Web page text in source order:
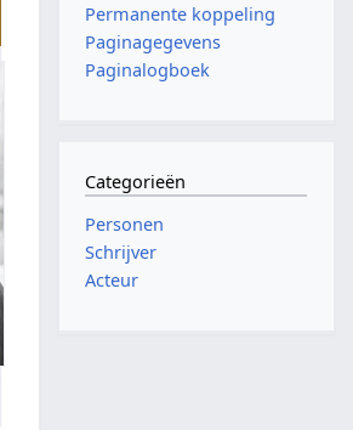
Permanente koppeling
Paginagegevens
Paginalogboek
Categorieën
Personen
Schrijver
Acteur